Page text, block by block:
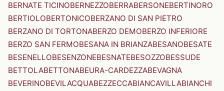
BERNATE TICINOBERNEZZOBERRABERSONEBERTINORO
BERTIOLOBERTONICOBERZANO DI SAN PIETRO
BERZANO DI TORTONABERZO DEMOBERZO INFERIORE
BERZO SAN FERMOBESANA IN BRIANZABESANOBESATE
BESENELLOBESENZONEBESNATEBESOZZOBESSUDE
BETTOLABETTONABEURA-CARDEZZABEVAGNA
BEVERINOBEVILACQUABEZZECCABIANCAVILLABIANCHI